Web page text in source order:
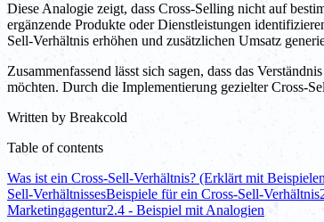
Diese Analogie zeigt, dass Cross-Selling nicht auf
ergänzende Produkte oder Dienstleistungen
Sell-Verhältnis erhöhen und zusätzlichen Umsatz
Zusammenfassend lässt sich sagen, dass das
möchten. Durch die Implementierung gezielter Cross-
Written by Breakcold
Table of contents
Was ist ein Cross-Sell-Verhältnis? (Erklärt mit
Sell-VerhältnissesBeispiele für ein Cross-Sell-Verhältnis
Marketingagentur2.4 - Beispiel mit Analogien